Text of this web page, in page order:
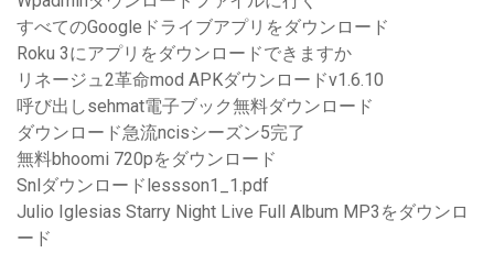
すべてのGoogleドライブアプリをダウンロード
Roku 3にアプリをダウンロードできますか
リネージュ2革命mod APKダウンロードv1.6.10
呼び出しsehmat電子ブック無料ダウンロード
ダウンロード急流ncisシーズン5完了
無料bhoomi 720pをダウンロード
Snlダウンロードlessson1_1.pdf
Julio Iglesias Starry Night Live Full Album MP3をダウンロ
ード